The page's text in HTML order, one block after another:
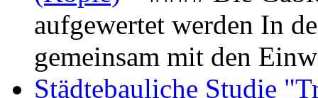
aufgewertet werden In
gemeinsam mit den
Städtebauliche Studie